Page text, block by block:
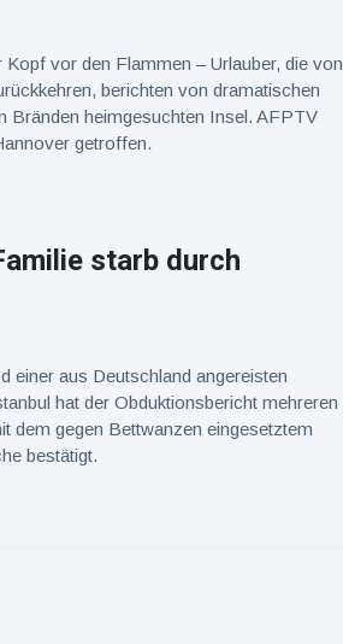
vor den Flammen – Urlauber, die von
berichten von dramatischen
Bränden heimgesuchten Insel. AFPTV
getroffen.
starb durch
einer aus Deutschland angereisten
hat der Obduktionsbericht mehreren
dem gegen Bettwanzen eingesetztem
bestätigt.